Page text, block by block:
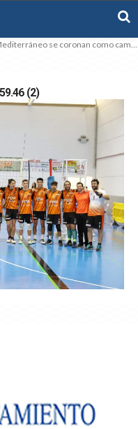
se coronan como campeones de 1ª Senior
(2)